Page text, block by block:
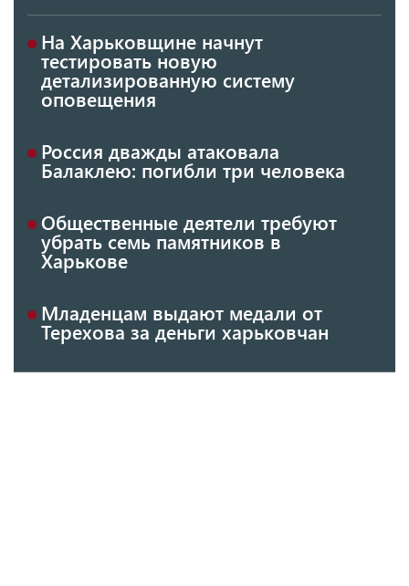
На Харьковщине начнут
тестировать новую
детализированную систему
оповещения
Россия дважды атаковала
Балаклею: погибли три человека
Общественные деятели требуют
убрать семь памятников в
Харькове
Младенцам выдают медали от
Терехова за деньги харьковчан